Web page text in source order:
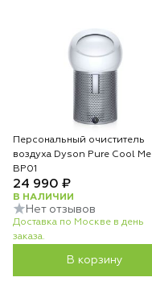
Персональный очиститель
воздуха Dyson Pure Cool Me
BP01
24 990 ₽
В НАЛИЧИИ
Нет отзывов
Доставка по Москве в день
заказа.
В корзину